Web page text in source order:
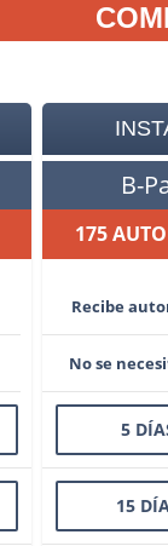
B-
175
Recibe
No se
5
15